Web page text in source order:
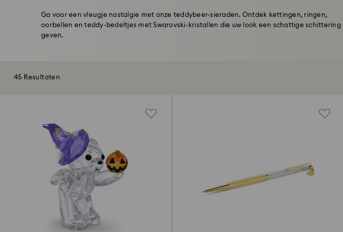
Ga voor een vleugje nostalgie met onze teddybeer-sieraden. Ontdek kettingen, ringen,
oorbellen en teddy-bedeltjes met Swarovski-kristallen die uw look een schattige schittering
geven.
45 Resultaten